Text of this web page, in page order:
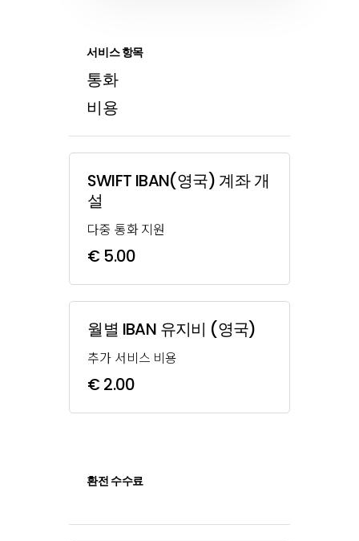
서비스 항목
통화
비용
SWIFT IBAN(영국) 계좌 개
설
다중 통화 지원
€ 5.00
월별 IBAN 유지비 (영국)
추가 서비스 비용
€ 2.00
환전 수수료